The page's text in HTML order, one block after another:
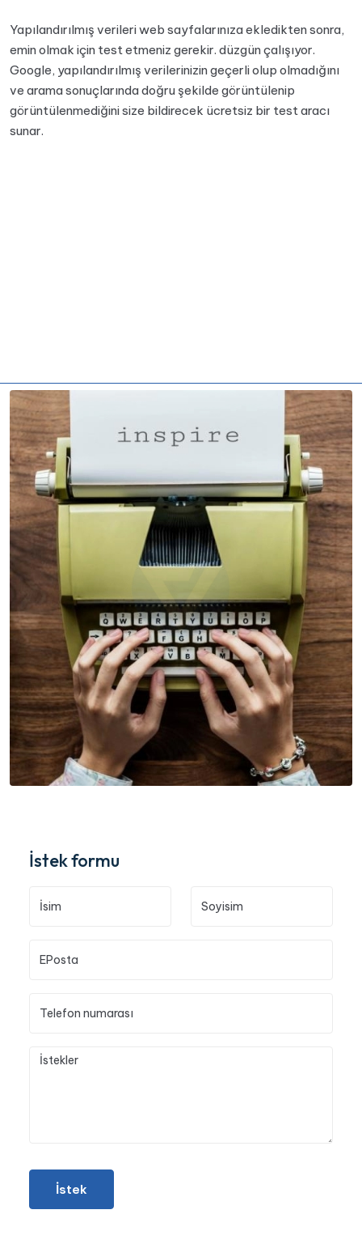
Yapılandırılmış verileri web sayfalarınıza ekledikten sonra,
emin olmak için test etmeniz gerekir. düzgün çalışıyor.
Google, yapılandırılmış verilerinizin geçerli olup olmadığını
ve arama sonuçlarında doğru şekilde görüntülenip
görüntülenmediğini size bildirecek ücretsiz bir test aracı
sunar.
İstek formu
İstek